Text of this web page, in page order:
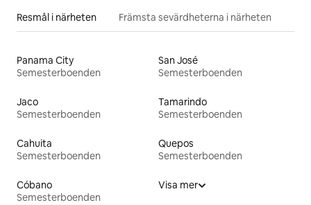
Resmål i närheten Främsta sevärdheterna i närheten
Panama City
Semesterboenden
San José
Semesterboenden
Jaco
Semesterboenden
Tamarindo
Semesterboenden
Cahuita
Semesterboenden
Quepos
Semesterboenden
Cóbano
Semesterboenden
Visa mer